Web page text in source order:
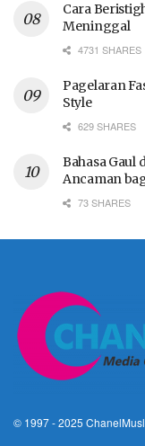
Cara
Meninggal
4731 SHARES
Pagelaran
Style
629 SHARES
Bahasa Gaul
Ancaman
73 SHARES
© 1997 - 2025